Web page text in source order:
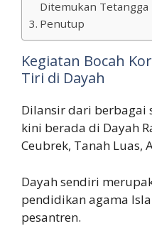
Ditemukan Tetangga
Penutup
Kegiatan Bocah
Tiri di Dayah
Dilansir dari berbagai
kini berada di Dayah
Ceubrek, Tanah Luas,
Dayah sendiri
pendidikan agama
pesantren.